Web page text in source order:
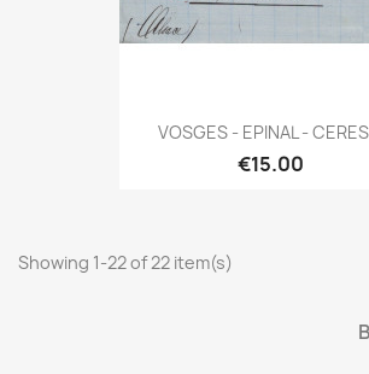
VOSGES - EPINAL -
€15.00
Showing 1-22 of 22 item(s)